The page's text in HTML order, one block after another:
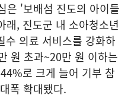
은 '보배섬 진도의 아이들
래, 진도군 내 소아청소년
수 의료 서비스를 강화하
원 초과~20만 원 이하는
로 크게 늘어 기부 참
폭 확대됐다.